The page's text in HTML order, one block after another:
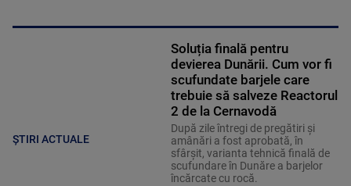
ȘTIRI ACTUALE
Soluția finală pentru
devierea Dunării. Cum vor fi
scufundate barjele care
trebuie să salveze Reactorul
2 de la Cernavodă
După zile întregi de pregătiri și
amânări a fost aprobată, în
sfârșit, varianta tehnică finală de
scufundare în Dunăre a barjelor
încărcate cu rocă.